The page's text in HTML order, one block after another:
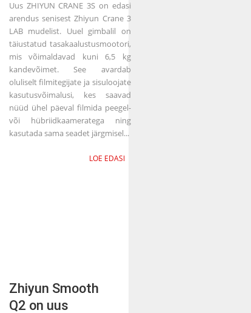
Uus ZHIYUN CRANE 3S on edasi
arendus senisest Zhiyun Crane 3
LAB mudelist. Uuel gimbalil on
täiustatud tasakaalustusmootori,
mis võimaldavad kuni 6,5 kg
kandevõimet. See avardab
oluliselt filmitegijate ja sisuloojate
kasutusvõimalusi, kes saavad
nüüd ühel päeval filmida peegel-
või hübriidkaameratega ning
kasutada sama seadet järgmisel...
LOE EDASI
Zhiyun Smooth
Q2 on uus